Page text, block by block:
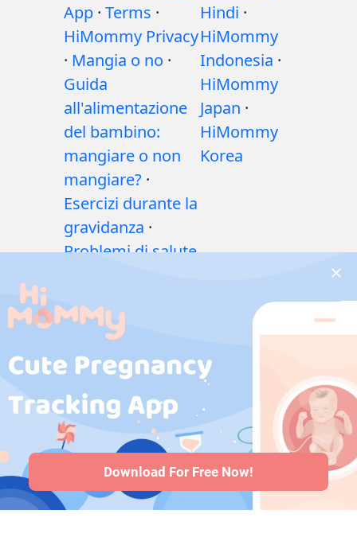
App · Terms ·
HiMommy Privacy
· Mangia o no ·
Guida
all'alimentazione
del bambino:
mangiare o non
mangiare? ·
Esercizi durante la
gravidanza ·
Problemi di salute
Medicinali
durante la
gravidanza·
Problemi di salute
del bambino·
Articoli
·Politica
editoriale
Hindi ·
HiMommy
Indonesia ·
HiMommy
Japan ·
HiMommy
Korea
Download For Free Now!